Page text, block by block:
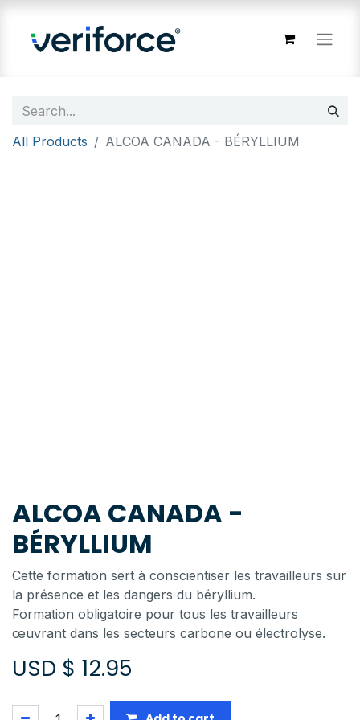
All Products ALCOA CANADA - BÉRYLLIUM
ALCOA CANADA -
BÉRYLLIUM
Cette formation sert à conscientiser les travailleurs sur
la présence et les dangers du béryllium.
Formation obligatoire pour tous les travailleurs
œuvrant dans les secteurs carbone ou électrolyse.
USD $ 12.95